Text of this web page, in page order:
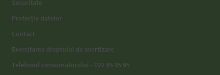
Securitate
Protecția datelor
Contact
Exercitarea dreptului de avertizare
Telefonul consumatorului - 022 85 95 95